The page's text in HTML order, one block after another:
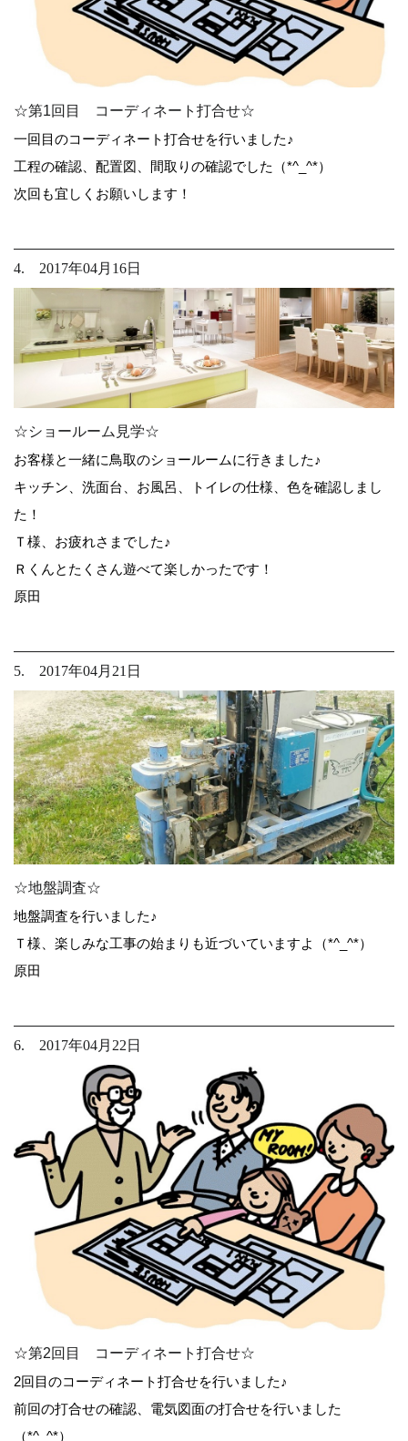
☆第1回目 コーディネート打合せ☆
一回目のコーディネート打合せを行いました♪
工程の確認、配置図、間取りの確認でした（*^_^*）
次回も宜しくお願いします！
4. 2017年04月16日
☆ショールーム見学☆
お客様と一緒に鳥取のショールームに行きました♪
キッチン、洗面台、お風呂、トイレの仕様、色を確認しまし
た！
Ｔ様、お疲れさまでした♪
Ｒくんとたくさん遊べて楽しかったです！
原田
5. 2017年04月21日
☆地盤調査☆
地盤調査を行いました♪
Ｔ様、楽しみな工事の始まりも近づいていますよ（*^_^*）
原田
6. 2017年04月22日
☆第2回目 コーディネート打合せ☆
2回目のコーディネート打合せを行いました♪
前回の打合せの確認、電気図面の打合せを行いました
（*^_^*）